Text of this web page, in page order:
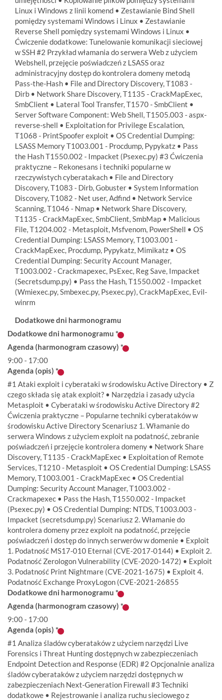
Linux i Windows z linii komend • Zestawianie Bind Shell
pomiędzy systemami Windows i Linux • Zestawianie
Reverse Shell pomiędzy systemami Windows i Linux •
Ćwiczenie dodatkowe: Tunelowanie komunikacji sieciowej
w SSH #2 Przykład włamania do serwera Web z użyciem
Webshell, przejęcie poświadczeń z LSASS oraz
administracyjny dostęp do kontrolera domeny metodą
Pass-the-Hash • File and Directory Discovery, T1083 -
Dirb • Network Share Discovery, T1135 - CrackMapExec,
SmbClient • Lateral Tool Transfer, T1570 - SmbClient •
Server Software Component: Web Shell, T1505.003 - aspx-
reverse-shell • Exploitation for Privilege Escalation,
T1068 - PrintSpoofer exploit • OS Credential Dumping:
LSASS Memory T1003.001 - Procdump, Pypykatz • Pass
the Hash T1550.002 - Impacket (Psexec.py) #3 Ćwiczenia
praktyczne – Rekonesans i techniki popularne w
rzeczywistych cyberatakach • File and Directory
Discovery, T1083 - Dirb, Gobuster • System Information
Discovery, T1082 - Net user, Adfind • Network Service
Scanning, T1046 - Nmap • Network Share Discovery,
T1135 - CrackMapExec, SmbClient, SmbMap • Malicious
File, T1204.002 - Metasploit, Msfvenom, PowerShell • OS
Credential Dumping: LSASS Memory, T1003.001 -
CrackMapExec, Procdump, Pypykatz, Mimikatz • OS
Credential Dumping: Security Account Manager,
T1003.002 - Crackmapexec, PsExec, Reg Save, Impacket
(Secretsdump.py) • Pass the Hash, T1550.002 - Impacket
(Wmiexec.py, Smbexec.py, Psexec.py), CrackMapExec, Evil-
winrm
Dodatkowe dni harmonogramu
Dodatkowe dni harmonogramu *
Agenda (harmonogram czasowy) *
9:00 - 17:00
Agenda (opis) *
#1 Ataki exploit i cyberataki w środowisku Active Directory • Z
czego składa się atak exploit? • Narzędzia i zasady użycia
Metasploit • Cyberataki w środowisku Active Directory #2
Ćwiczenia praktyczne – Popularne techniki cyberataków w
środowisku Active Directory Scenariusz 1. Włamanie do
serwera Windows z użyciem exploit na podatność, zebranie
poświadczeń i przejęcie kontrolera domeny • Network Share
Discovery, T1135 - CrackMapExec • Exploitation of Remote
Services, T1210 - Metasploit • OS Credential Dumping: LSASS
Memory, T1003.001 - CrackMapExec • OS Credential
Dumping: Security Account Manager, T1003.002 -
Crackmapexec • Pass the Hash, T1550.002 - Impacket
(Psexec.py) • OS Credential Dumping: NTDS, T1003.003 -
Impacket (secretsdump.py) Scenariusz 2. Włamanie do
kontrolera domeny przez exploit na podatność, przejęcie
poświadczeń i dostęp do innych serwerów w domenie • Exploit
1. Podatność MS17-010 Eternal (CVE-2017-0144) • Exploit 2.
Podatność Zerologon Vulnerability (CVE-2020-1472) • Exploit
3. Podatność Print Nightmare (CVE-2021-1675) • Exploit 4.
Podatność Exchange ProxyLogon (CVE-2021-26855
Dodatkowe dni harmonogramu *
Agenda (harmonogram czasowy) *
9:00 - 17:00
Agenda (opis) *
#1 Analiza śladów cyberataków z użyciem narzędzi Live
Forensics i Threat Hunting dostępnych w zabezpieczeniach
Endpoint Detection and Response (EDR) #2 Opcjonalnie analiza
śladów cyberataków z użyciem narzędzi dostępnych w
zabezpieczeniach Next-Generation Firewall #3 Techniki
dodatkowe • Rejestrowanie i analiza ruchu sieciowego z